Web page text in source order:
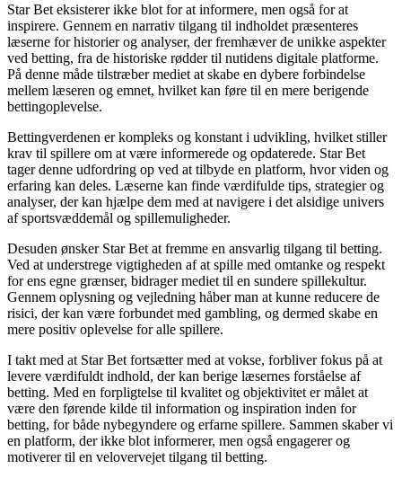
Star Bet eksisterer ikke blot for at informere, men også for at
inspirere. Gennem en narrativ tilgang til indholdet præsenteres
læserne for historier og analyser, der fremhæver de unikke aspekter
ved betting, fra de historiske rødder til nutidens digitale platforme.
På denne måde tilstræber mediet at skabe en dybere forbindelse
mellem læseren og emnet, hvilket kan føre til en mere berigende
bettingoplevelse.
Bettingverdenen er kompleks og konstant i udvikling, hvilket stiller
krav til spillere om at være informerede og opdaterede. Star Bet
tager denne udfordring op ved at tilbyde en platform, hvor viden og
erfaring kan deles. Læserne kan finde værdifulde tips, strategier og
analyser, der kan hjælpe dem med at navigere i det alsidige univers
af sportsvæddemål og spillemuligheder.
Desuden ønsker Star Bet at fremme en ansvarlig tilgang til betting.
Ved at understrege vigtigheden af at spille med omtanke og respekt
for ens egne grænser, bidrager mediet til en sundere spillekultur.
Gennem oplysning og vejledning håber man at kunne reducere de
risici, der kan være forbundet med gambling, og dermed skabe en
mere positiv oplevelse for alle spillere.
I takt med at Star Bet fortsætter med at vokse, forbliver fokus på at
levere værdifuldt indhold, der kan berige læsernes forståelse af
betting. Med en forpligtelse til kvalitet og objektivitet er målet at
være den førende kilde til information og inspiration inden for
betting, for både nybegyndere og erfarne spillere. Sammen skaber vi
en platform, der ikke blot informerer, men også engagerer og
motiverer til en velovervejet tilgang til betting.